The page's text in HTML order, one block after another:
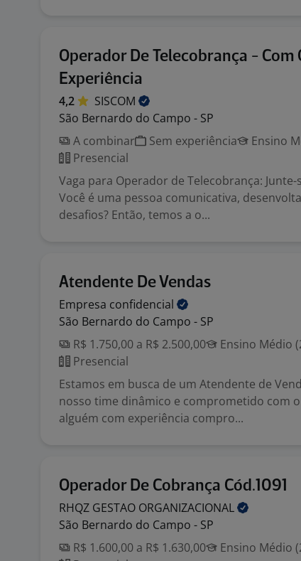
Operador De Telecobrança - Com
Experiência
4,2
SISCOM
São Bernardo do Campo - SP
A combinar
Sem experiência
Ensino
Presencial
Vaga para Operador de Telecobrança: Junte-
Você é uma pessoa comunicativa,
desafios? Então, temos a o...
Atendente De Vendas
Empresa confidencial
São Bernardo do Campo - SP
R$ 1.750,00 a R$ 2.500,00
Ensino Médio
Presencial
Estamos em busca de um Atendente de
nosso time dinâmico e comprometido com
alguém com experiência compro...
Operador De Cobrança Cód.1091
RHQZ GESTAO ORGANIZACIONAL
São Bernardo do Campo - SP
R$ 1.600,00 a R$ 1.630,00
Ensino Médio